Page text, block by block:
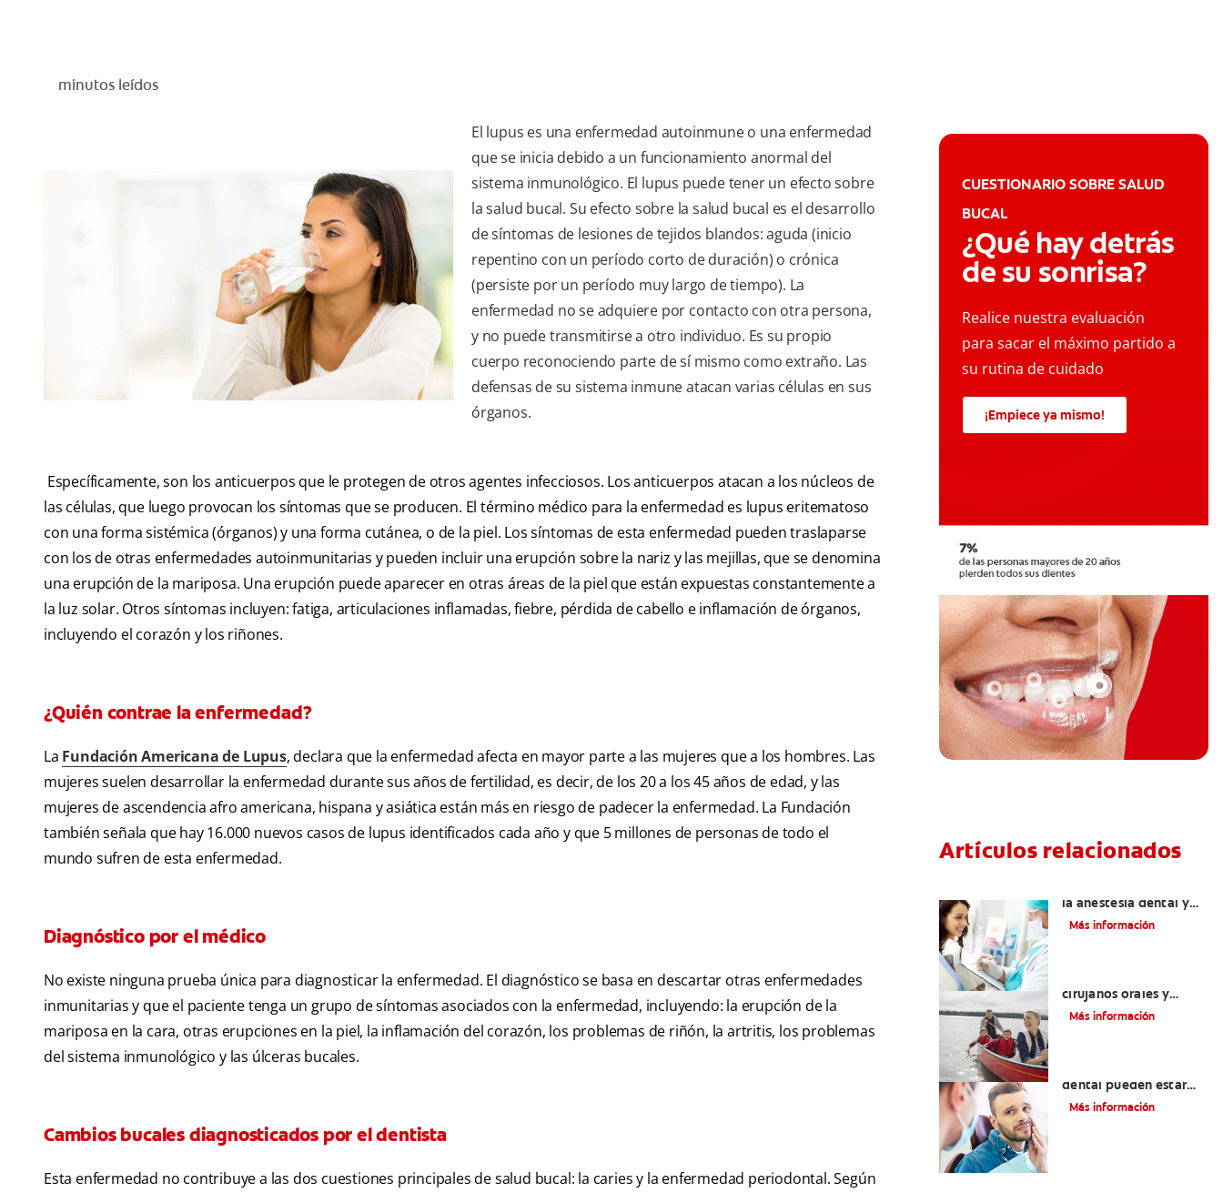
minutos leídos
El lupus es una enfermedad autoinmune o una enfermedad
que se inicia debido a un funcionamiento anormal del
sistema inmunológico. El lupus puede tener un efecto sobre
la salud bucal. Su efecto sobre la salud bucal es el desarrollo
de síntomas de lesiones de tejidos blandos: aguda (inicio
repentino con un período corto de duración) o crónica
(persiste por un período muy largo de tiempo). La
enfermedad no se adquiere por contacto con otra persona,
y no puede transmitirse a otro individuo. Es su propio
cuerpo reconociendo parte de sí mismo como extraño. Las
defensas de su sistema inmune atacan varias células en sus
órganos.
Específicamente, son los anticuerpos que le protegen de otros agentes infecciosos. Los anticuerpos atacan a los núcleos de
las células, que luego provocan los síntomas que se producen. El término médico para la enfermedad es lupus eritematoso
con una forma sistémica (órganos) y una forma cutánea, o de la piel. Los síntomas de esta enfermedad pueden traslaparse
con los de otras enfermedades autoinmunitarias y pueden incluir una erupción sobre la nariz y las mejillas, que se denomina
una erupción de la mariposa. Una erupción puede aparecer en otras áreas de la piel que están expuestas constantemente a
la luz solar. Otros síntomas incluyen: fatiga, articulaciones inflamadas, fiebre, pérdida de cabello e inflamación de órganos,
incluyendo el corazón y los riñones.
¿Quién contrae la enfermedad?
La Fundación Americana de Lupus, declara que la enfermedad afecta en mayor parte a las mujeres que a los hombres. Las
mujeres suelen desarrollar la enfermedad durante sus años de fertilidad, es decir, de los 20 a los 45 años de edad, y las
mujeres de ascendencia afro americana, hispana y asiática están más en riesgo de padecer la enfermedad. La Fundación
también señala que hay 16.000 nuevos casos de lupus identificados cada año y que 5 millones de personas de todo el
mundo sufren de esta enfermedad.
Diagnóstico por el médico
No existe ninguna prueba única para diagnosticar la enfermedad. El diagnóstico se basa en descartar otras enfermedades
inmunitarias y que el paciente tenga un grupo de síntomas asociados con la enfermedad, incluyendo: la erupción de la
mariposa en la cara, otras erupciones en la piel, la inflamación del corazón, los problemas de riñón, la artritis, los problemas
del sistema inmunológico y las úlceras bucales.
Cambios bucales diagnosticados por el dentista
Esta enfermedad no contribuye a las dos cuestiones principales de salud bucal: la caries y la enfermedad periodontal. Según
CUESTIONARIO SOBRE SALUD
BUCAL
¿Qué hay detrás
de su sonrisa?
Realice nuestra evaluación
para sacar el máximo partido a
su rutina de cuidado
¡Empiece ya mismo!
Artículos relacionados
la anestesia dental y
causas de tratamiento
Más información
cirujanos orales y
maxilofaciales
Más información
dental pueden estar
relacionados?
Más información